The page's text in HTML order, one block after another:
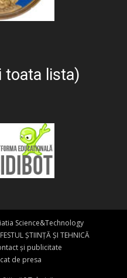
toata lista)
Science&Technology
ȘTIINȚĂ ȘI TEHNICĂ
și publicitate
de presa